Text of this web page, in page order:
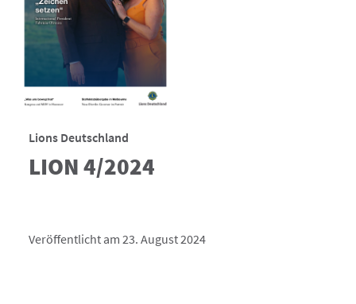
Lions Deutschland
LION 4/2024
Veröffentlicht am 23. August 2024